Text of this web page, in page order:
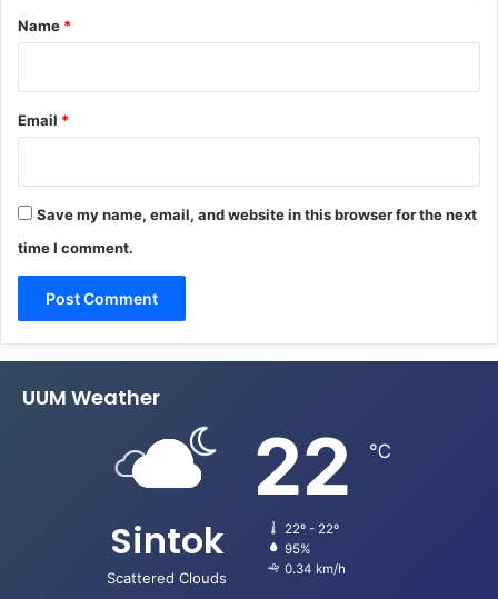
*
Name *
Email *
Save my name, email, and website in this browser for the next
time I comment.
UUM Weather
Sintok
Scattered Clouds
22 ℃
22º - 22º
95%
0.34 km/h